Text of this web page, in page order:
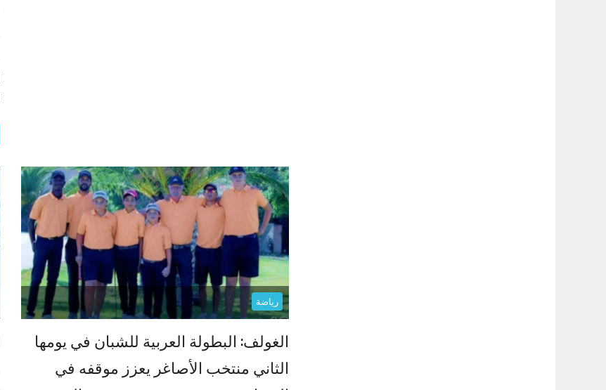
رياضة
الغولف: البطولة العربية للشبان في يومها
الثاني منتخب الأصاغر يعزز موقفه في